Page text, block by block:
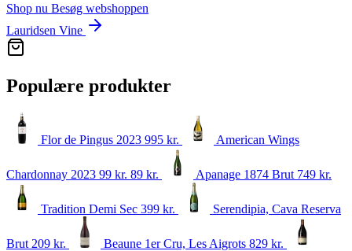
Shop nu Besøg webshoppen
Lauridsen Vine
Populære produkter
Flor de Pingus 2023 995 kr. American Wings
Chardonnay 2023 99 kr. 89 kr. Apanage 1874 Brut 749 kr.
Tradition Demi Sec 399 kr. Serendipia, Cava Reserva
Brut 209 kr. Beaune 1er Cru, Les Aigrots 829 kr.